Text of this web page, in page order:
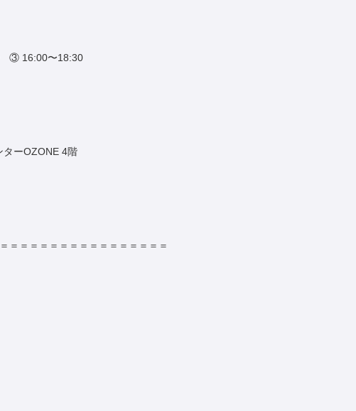
③ 16:00〜18:30
ターOZONE 4階
＝＝＝＝＝＝＝＝＝＝＝＝＝＝＝＝